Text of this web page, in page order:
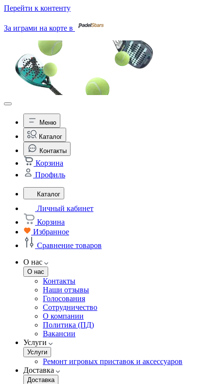
Перейти к контенту
За играми на корте в
Меню
Каталог
Контакты
Корзина
Профиль
Каталог
Личный кабинет
Корзина
Избранное
Сравнение товаров
О нас
О нас
Контакты
Наши отзывы
Голосования
Сотрудничество
О компании
Политика (ПД)
Вакансии
Услуги
Услуги
Ремонт игровых приставок и аксессуаров
Доставка
Доставка